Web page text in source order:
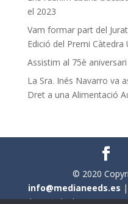
el 2023
Vam formar part del
Edició del Premi Càtedra
Assistim al 75è
La Sra. Inés Navarro va
Dret a una Alimentació
© 2020
info@medianeeds.es
| Tots els drets